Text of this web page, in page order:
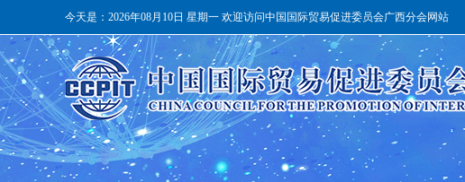
今天是： 2026年08月10日 星期一 欢迎访问中国国际贸易促进委员会广西分会网站